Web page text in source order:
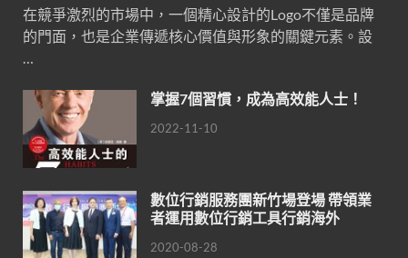
在競爭激烈的市場中，一個精心設計的Logo不僅是品牌
的門面，也是企業傳遞核心價值與形象的關鍵元素。設
…
掌握7個習慣，成為高效能人士！
2022-11-10
數位行銷服務團新竹場登場 帶領業
者運用數位行銷工具行銷海外
2020-08-28